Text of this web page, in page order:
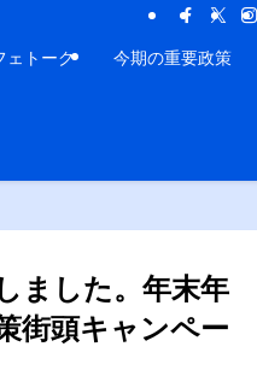
ェトーク 今期の重要政策
ました。年末年
街頭キャンペー